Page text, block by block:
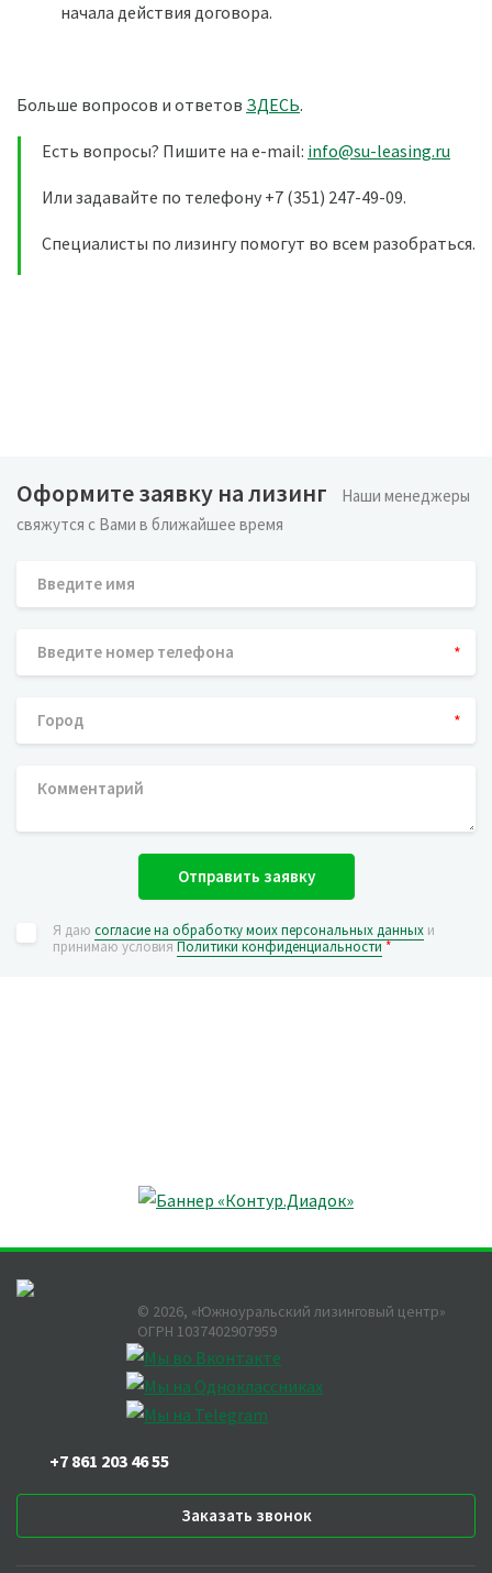
начала действия договора.
Больше вопросов и ответов ЗДЕСЬ.
Есть вопросы? Пишите на e-mail: info@su-leasing.ru
Или задавайте по телефону +7 (351) 247-49-09.
Специалисты по лизингу помогут во всем разобраться.
Оформите заявку на лизинг
Наши менеджеры
свяжутся с Вами в ближайшее время
*
*
Отправить заявку
Я даю согласие на обработку моих персональных данных и
принимаю условияПолитики конфиденциальности*
© 2026, «Южноуральский лизинговый центр»
ОГРН 1037402907959
+7 861 203 46 55
Заказать звонок